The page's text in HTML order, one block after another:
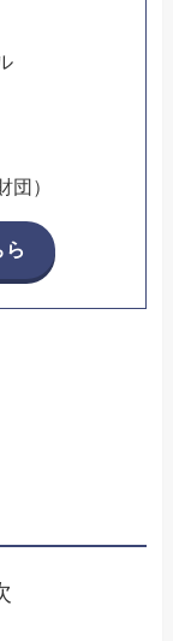
団）